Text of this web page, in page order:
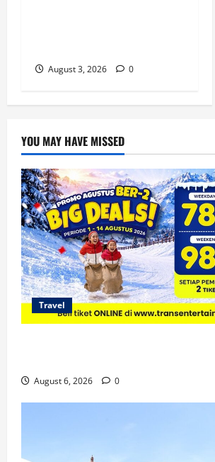
August 3, 2026 0
YOU MAY HAVE MISSED
Travel
August 6, 2026 0